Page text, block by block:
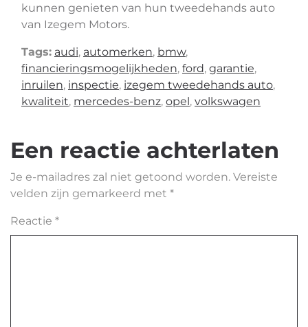
kunnen genieten van hun tweedehands auto
van Izegem Motors.
Tags: audi, automerken, bmw,
financieringsmogelijkheden, ford, garantie,
inruilen, inspectie, izegem tweedehands auto,
kwaliteit, mercedes-benz, opel, volkswagen
Een reactie achterlaten
Je e-mailadres zal niet getoond worden. Vereiste
velden zijn gemarkeerd met *
Reactie *